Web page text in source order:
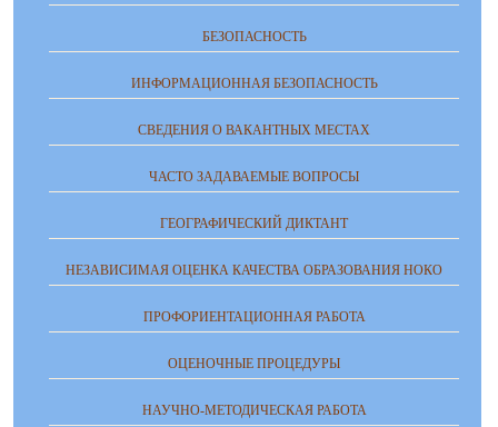
БЕЗОПАСНОСТЬ
ИНФОРМАЦИОННАЯ БЕЗОПАСНОСТЬ
СВЕДЕНИЯ О ВАКАНТНЫХ МЕСТАХ
ЧАСТО ЗАДАВАЕМЫЕ ВОПРОСЫ
ГЕОГРАФИЧЕСКИЙ ДИКТАНТ
НЕЗАВИСИМАЯ ОЦЕНКА КАЧЕСТВА ОБРАЗОВАНИЯ НОКО
ПРОФОРИЕНТАЦИОННАЯ РАБОТА
ОЦЕНОЧНЫЕ ПРОЦЕДУРЫ
НАУЧНО-МЕТОДИЧЕСКАЯ РАБОТА